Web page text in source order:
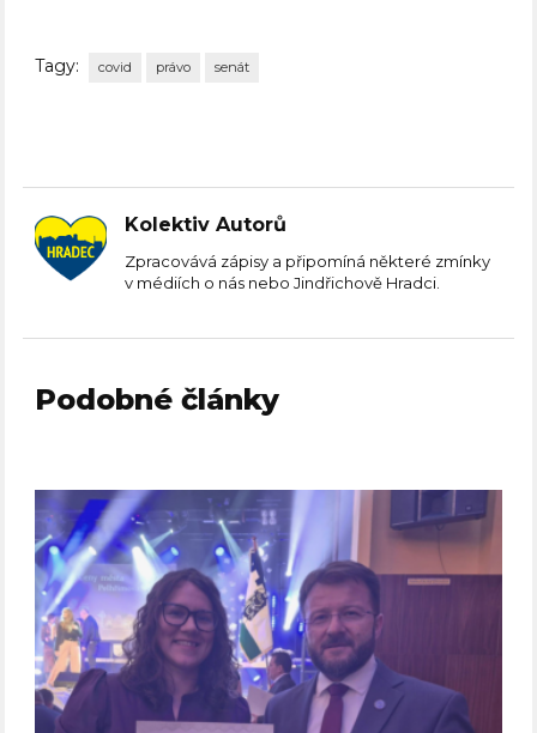
Tagy: covid právo senát
Kolektiv Autorů
Zpracovává zápisy a připomíná některé zmínky
v médiích o nás nebo Jindřichově Hradci.
Podobné články